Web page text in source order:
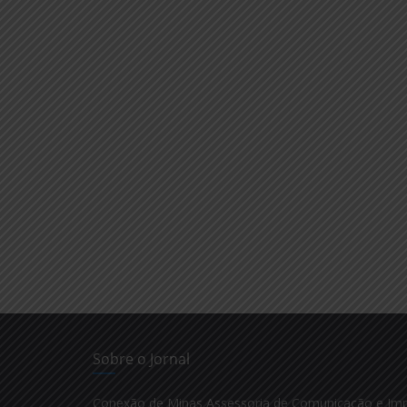
Sobre o Jornal
Conexão de Minas Assessoria de Comunicação e